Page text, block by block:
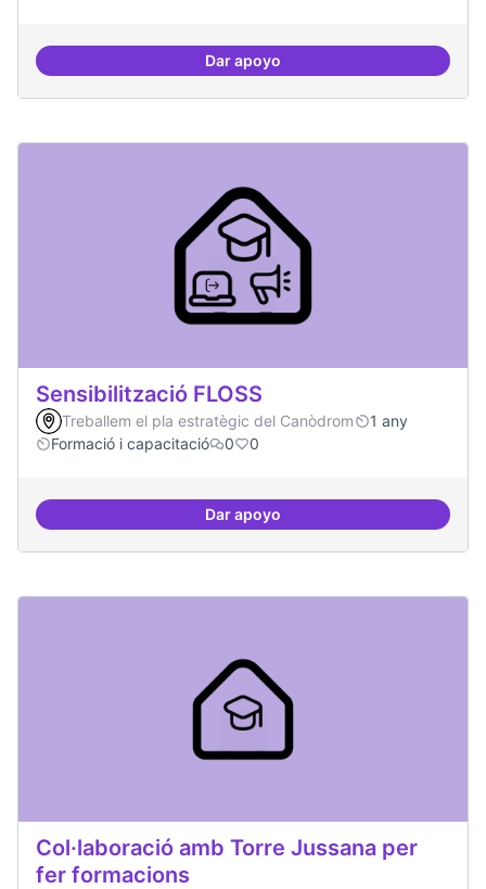
Dar apoyoFormació especialitzada en
Sensibilització FLOSS
Treballem el pla estratègic del Canòdrom
1 any
Formació i capacitació
0 0
Dar apoyoSensibilització FLOSS
Col·laboració amb Torre Jussana per
fer formacions